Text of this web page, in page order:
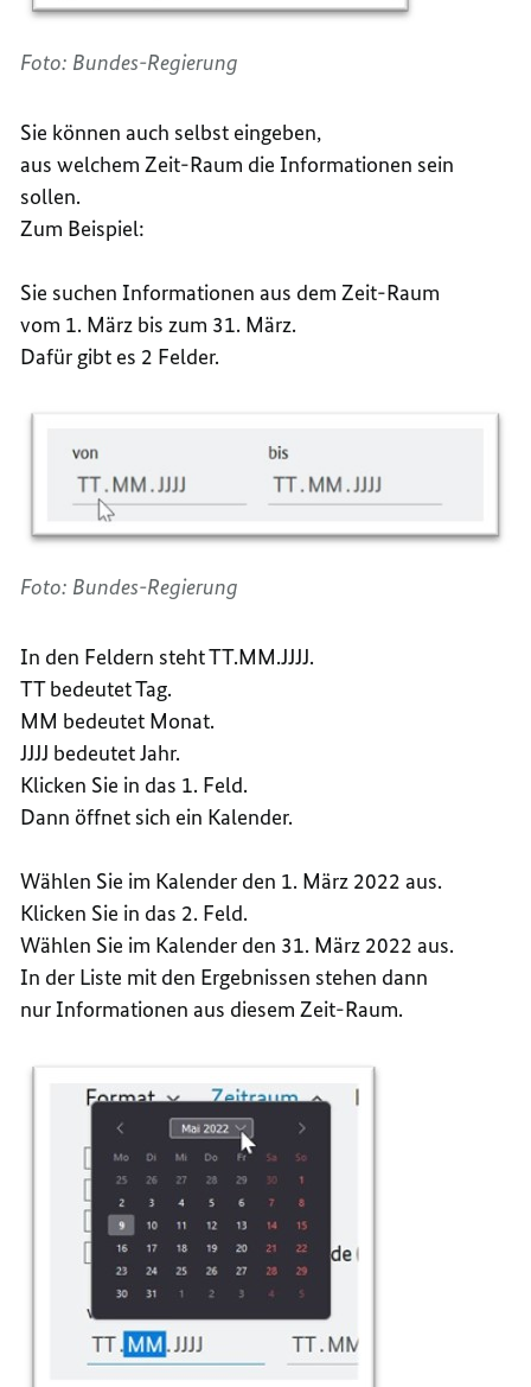
Foto: Bundes-Regierung
Sie können auch selbst eingeben,
aus welchem Zeit-Raum die Informationen sein
sollen.
Zum Beispiel:
Sie suchen Informationen aus dem Zeit-Raum
vom 1. März bis zum 31. März.
Dafür gibt es 2 Felder.
Foto: Bundes-Regierung
In den Feldern steht TT.MM.JJJJ.
TT bedeutet Tag.
MM bedeutet Monat.
JJJJ bedeutet Jahr.
Klicken Sie in das 1. Feld.
Dann öffnet sich ein Kalender.
Wählen Sie im Kalender den 1. März 2022 aus.
Klicken Sie in das 2. Feld.
Wählen Sie im Kalender den 31. März 2022 aus.
In der Liste mit den Ergebnissen stehen dann
nur Informationen aus diesem Zeit-Raum.